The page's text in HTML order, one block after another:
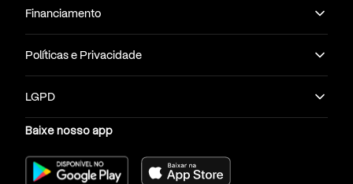
Financiamento
Políticas e Privacidade
LGPD
Baixe nosso app